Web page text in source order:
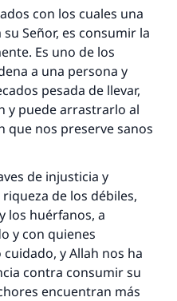
con los cuales una
Señor, es consumir la
Es uno de los
a una persona y
pesada de llevar,
y puede arrastrarlo al
que nos preserve sanos
de injusticia y
de los débiles,
los huérfanos, a
y con quienes
y Allah nos ha
contra consumir su
encuentran más